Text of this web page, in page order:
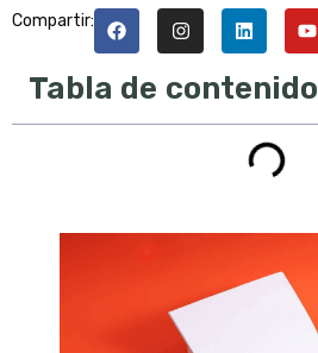
Compartir:
Tabla de contenido